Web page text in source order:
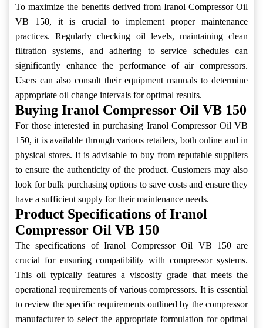
To maximize the benefits derived from Iranol Compressor Oil
VB 150, it is crucial to implement proper maintenance
practices. Regularly checking oil levels, maintaining clean
filtration systems, and adhering to service schedules can
significantly enhance the performance of air compressors.
Users can also consult their equipment manuals to determine
appropriate oil change intervals for optimal results.
Buying Iranol Compressor Oil VB 150
For those interested in purchasing Iranol Compressor Oil VB
150, it is available through various retailers, both online and in
physical stores. It is advisable to buy from reputable suppliers
to ensure the authenticity of the product. Customers may also
look for bulk purchasing options to save costs and ensure they
have a sufficient supply for their maintenance needs.
Product Specifications of Iranol
Compressor Oil VB 150
The specifications of Iranol Compressor Oil VB 150 are
crucial for ensuring compatibility with compressor systems.
This oil typically features a viscosity grade that meets the
operational requirements of various compressors. It is essential
to review the specific requirements outlined by the compressor
manufacturer to select the appropriate formulation for optimal